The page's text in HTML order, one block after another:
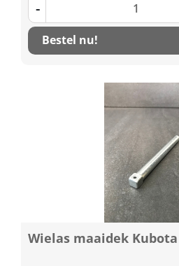
-
Bestel nu!
Wielas maaidek Kubota